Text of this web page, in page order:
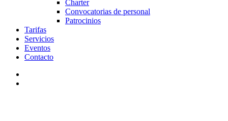
Charter
Convocatorias de personal
Patrocinios
Tarifas
Servicios
Eventos
Contacto